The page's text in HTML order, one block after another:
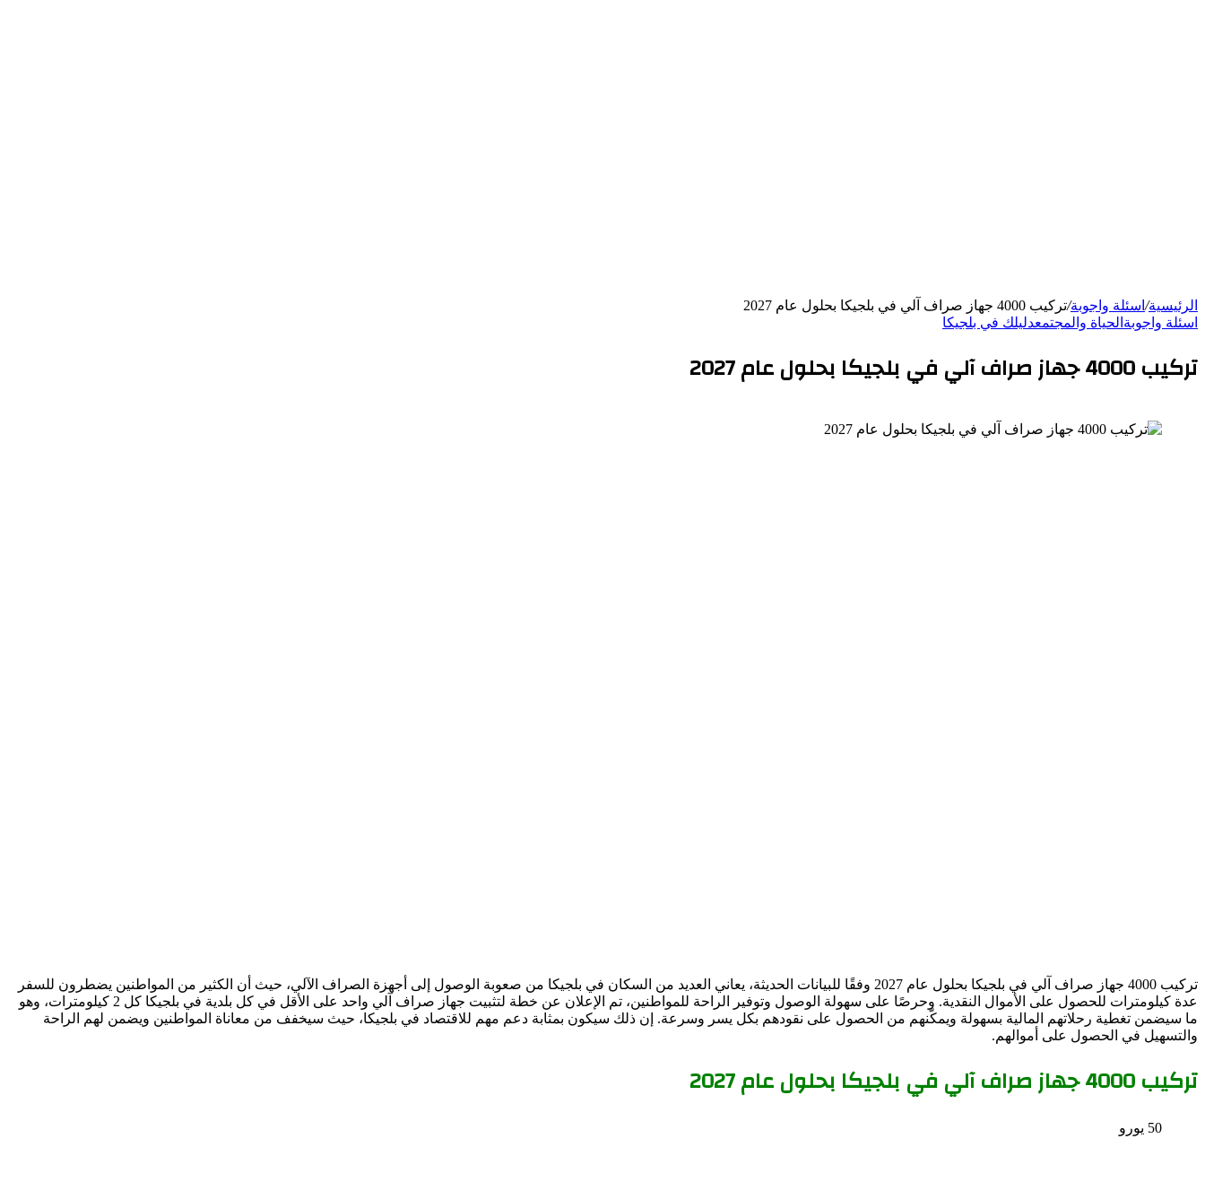
الرئيسية/ اسئلة واجوبة/تركيب 4000 جهاز صراف آلي في بلجيكا بحلول عام 2027
اسئلة واجوبة الحياة والمجتمعدليلك في بلجيكا
تركيب 4000 جهاز صراف آلي في بلجيكا بحلول عام 2027
تركيب 4000 جهاز صراف آلي في بلجيكا بحلول عام 2027 وفقًا للبيانات الحديثة، يعاني العديد من السكان في بلجيكا من صعوبة الوصول إلى أجهزة الصراف الآلي، حيث أن الكثير من المواطنين يضطرون للسفر
عدة كيلومترات للحصول على الأموال النقدية. وحرصًا على سهولة الوصول وتوفير الراحة للمواطنين، تم الإعلان عن خطة لتثبيت جهاز صراف آلي واحد على الأقل في كل بلدية في بلجيكا كل 2 كيلومترات، وهو
ما سيضمن تغطية رحلاتهم المالية بسهولة ويمكّنهم من الحصول على نقودهم بكل يسر وسرعة. إن ذلك سيكون بمثابة دعم مهم للاقتصاد في بلجيكا، حيث سيخفف من معاناة المواطنين ويضمن لهم الراحة
والتسهيل في الحصول على أموالهم.
تركيب 4000 جهاز صراف آلي في بلجيكا بحلول عام 2027
50 يورو